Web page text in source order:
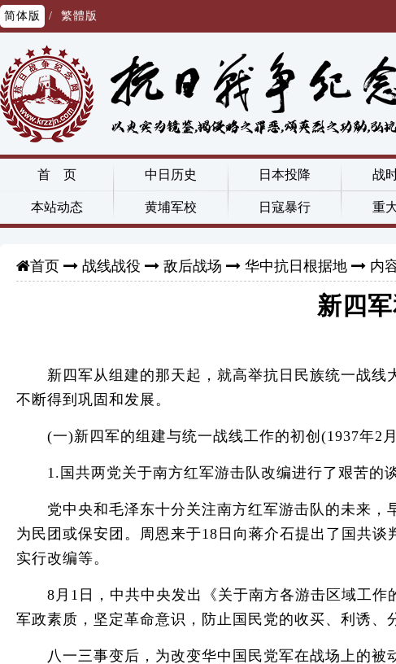
简体版 / 繁體版
首 页 中日历史 日本投降 战
本站动态 黄埔军校 日寇暴行 重
首页 战线战役 敌后战场 华中抗日根据地 内
新四
新四军从组建的那天起，就高举抗日民族统一战线
不断得到巩固和发展。
(一)新四军的组建与统一战线工作的初创(1937年2
1.国共两党关于南方红军游击队改编进行了艰苦的
党中央和毛泽东十分关注南方红军游击队的未来，
为民团或保安团。周恩来于18日向蒋介石提出了国共
实行改编等。
8月1日，中共中央发出《关于南方各游击区域工作
军政素质，坚定革命意识，防止国民党的收买、利诱、
八一三事变后，为改变华中国民党军在战场上的被